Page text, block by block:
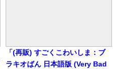
「(再販) すごくこわいしま：ブ
ラキオばん 日本語版 (Very Bad